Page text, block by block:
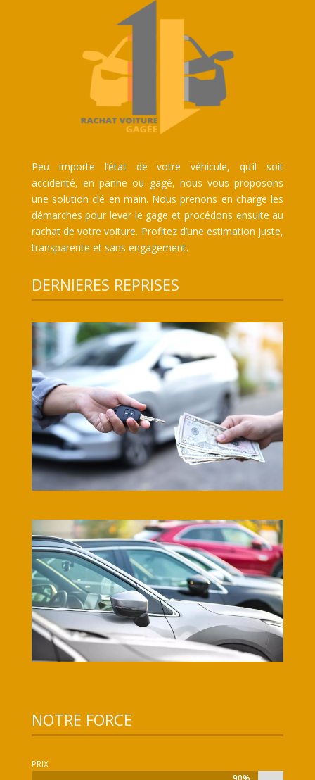
Peu importe l’état de votre véhicule, qu’il soit
accidenté, en panne ou gagé, nous vous proposons
une solution clé en main. Nous prenons en charge les
démarches pour lever le gage et procédons ensuite au
rachat de votre voiture. Profitez d’une estimation juste,
transparente et sans engagement.
DERNIERES REPRISES
NOTRE FORCE
PRIX